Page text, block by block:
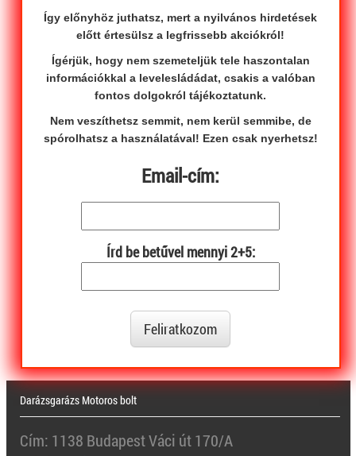
Így előnyhöz juthatsz, mert a nyilvános hirdetések
előtt értesülsz a legfrissebb akciókról!
Ígérjük, hogy nem szemeteljük tele haszontalan
információkkal a levelesládádat, csakis a valóban
fontos dolgokról tájékoztatunk.
Nem veszíthetsz semmit, nem kerül semmibe, de
spórolhatsz a használatával! Ezen csak nyerhetsz!
Email-cím:
Írd be betűvel mennyi 2+5:
Feliratkozom
Darázsgarázs Motoros bolt
Cím: 1138 Budapest Váci út 170/A